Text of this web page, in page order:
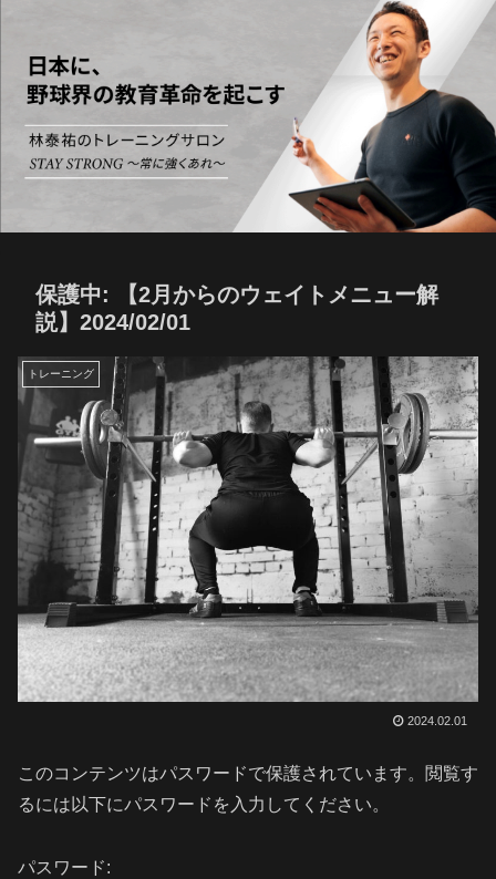
保護中: 【2月からのウェイトメニュー解
説】2024/02/01
トレーニング
2024.02.01
このコンテンツはパスワードで保護されています。閲覧す
るには以下にパスワードを入力してください。
パスワード: